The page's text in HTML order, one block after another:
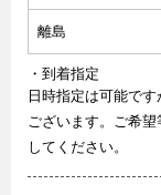
離島
・到着指定
日時指定は可能で
ございます。ご希
してください。